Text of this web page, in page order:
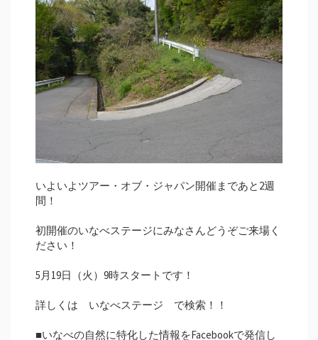
いよいよツアー・オブ・ジャパン開催まであと2週
間！
初開催のいなべステージにみなさんどうぞご来場く
ださい！
5月19日（火）9時スタートです！
詳しくは いなべステージ で検索！！
■いなべの自然に特化した情報をFacebookで発信し